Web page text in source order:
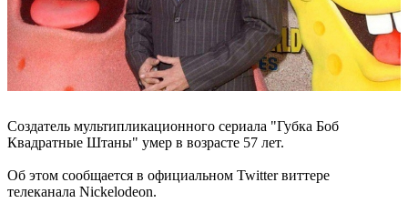
Создатель мультипликационного сериала "Губка Боб
Квадратные Штаны" умер в возрасте 57 лет.
Об этом сообщается в официальном Twitter виттере
телеканала Nickelodeon.